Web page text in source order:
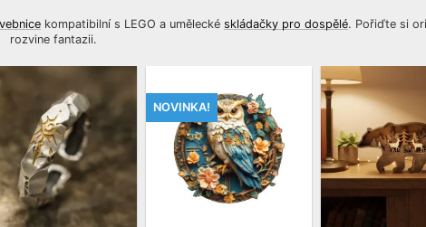
kompatibilní s LEGO a umělecké skládačky pro dospělé. Pořiďte si
rozvine fantazii.
NOVINKA!